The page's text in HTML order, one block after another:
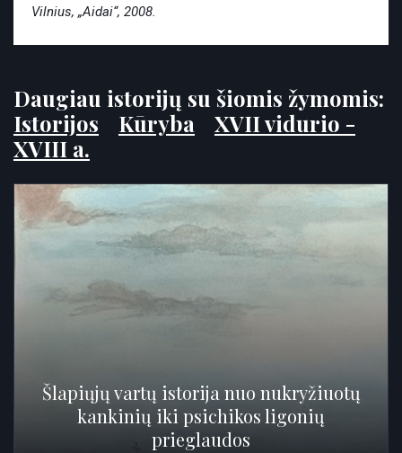
Vilnius, „Aidai“, 2008.
Daugiau istorijų su šiomis žymomis:
Istorijos
Kūryba
XVII vidurio -
XVIII a.
Šlapiųjų vartų istorija nuo nukryžiuotų
kankinių iki psichikos ligonių
prieglaudos